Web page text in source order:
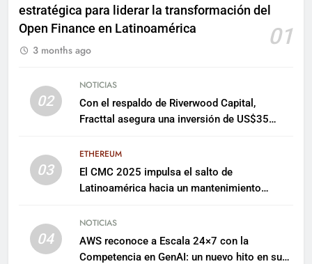
estratégica para liderar la transformación del
Open Finance en Latinoamérica
01
3 months ago
02
NOTICIAS
Con el respaldo de Riverwood Capital,
Fracttal asegura una inversión de US$35
03
ETHEREUM
El CMC 2025 impulsa el salto de
Latinoamérica hacia un mantenimiento
04
NOTICIAS
AWS reconoce a Escala 24×7 con la
Competencia en GenAI: un nuevo hito en su